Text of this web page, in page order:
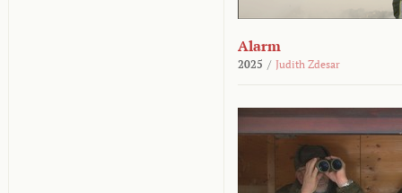
Alarm
2025 / Judith Zdesar